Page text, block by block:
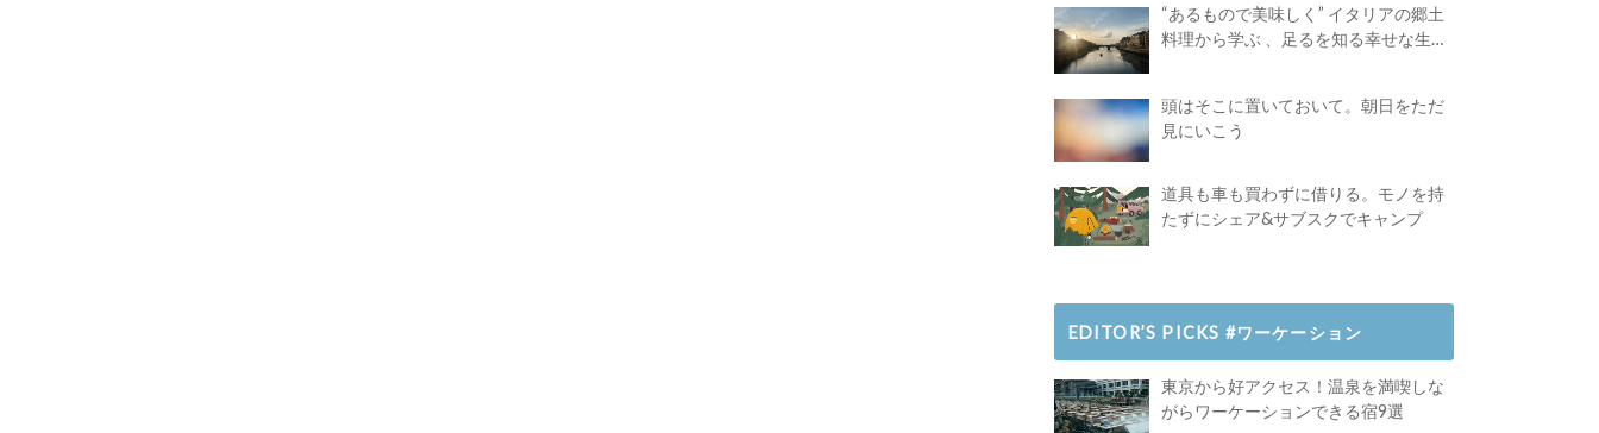
“あるもので美味しく” イタリアの郷土
料理から学ぶ 、足るを知る幸せな生き
頭はそこに置いておいて。朝日をただ
見にいこう
道具も車も買わずに借りる。モノを持
たずにシェア&サブスクでキャンプ
EDITOR’S PICKS #ワーケーション
東京から好アクセス！温泉を満喫しな
がらワーケーションできる宿9選